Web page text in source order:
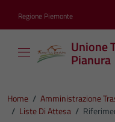
Regione Piemonte
Unione
Pianura
Home / Amministrazione
/ Liste Di Attesa /